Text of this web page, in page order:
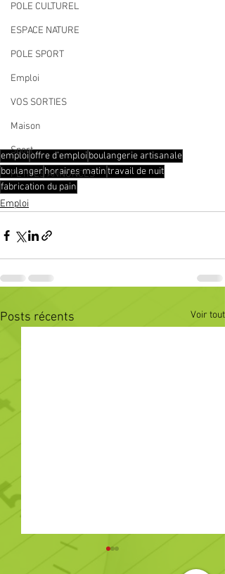
POLE CULTUREL
ESPACE NATURE
POLE SPORT
Emploi
VOS SORTIES
Maison
Sport
PETITES ANNONCES
emploioffre d’emploi boulangerie artisanale
boulangerhoraires matintravail de nuit
fabrication du pain
Emploi
Posts récents Voir tout